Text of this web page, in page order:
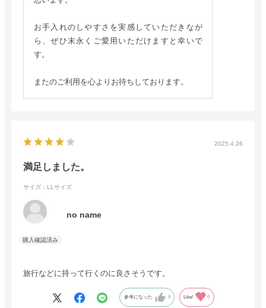
お手入れのしやすさを実感していただきなが
ら、ぜひ末永くご愛用いただけますと幸いで
す。
またのご利用を心よりお待ちしております。
2025.4.26
満足しました。
サイズ：LLサイズ
no name
旅行などに持って行くのに良さそうです。
参考になった 0 Like! 0